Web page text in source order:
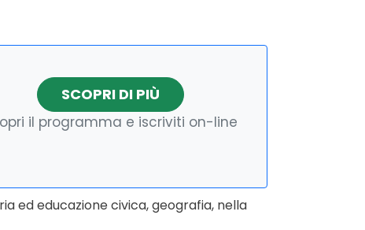
SCOPRI DI PIÙ
il programma e iscriviti on-line
ed educazione civica, geografia, nella